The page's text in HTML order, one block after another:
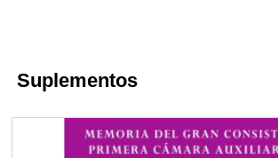
Suplementos